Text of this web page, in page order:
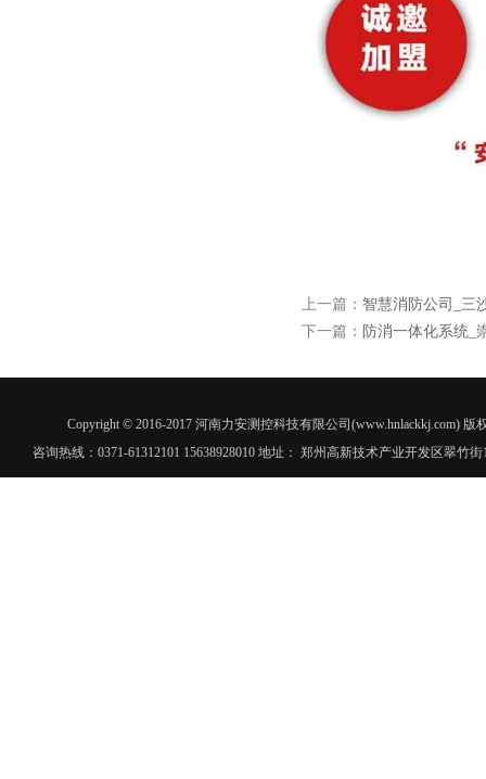
上一篇： 智慧消防公司_三
下一篇： 防消一体化系统_
Copyright © 2016-2017 河南力安测控科技有限公司(www.hnlackkj.com)
咨询热线：0371-61312101 15638928010 地址： 郑州高新技术产业开发区翠竹